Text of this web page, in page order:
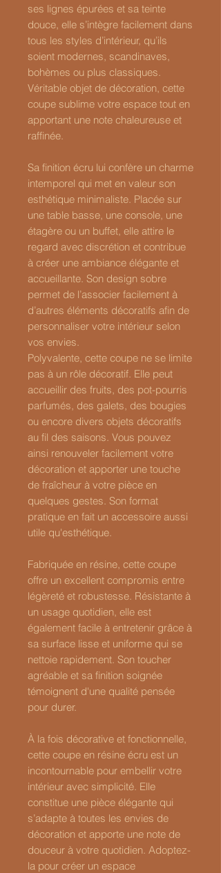
ses lignes épurées et sa teinte
douce, elle s’intègre facilement dans
tous les styles d’intérieur, qu’ils
soient modernes, scandinaves,
bohèmes ou plus classiques.
Véritable objet de décoration, cette
coupe sublime votre espace tout en
apportant une note chaleureuse et
raffinée.
Sa finition écru lui confère un charme
intemporel qui met en valeur son
esthétique minimaliste. Placée sur
une table basse, une console, une
étagère ou un buffet, elle attire le
regard avec discrétion et contribue
à créer une ambiance élégante et
accueillante. Son design sobre
permet de l’associer facilement à
d’autres éléments décoratifs afin de
personnaliser votre intérieur selon
vos envies.
Polyvalente, cette coupe ne se limite
pas à un rôle décoratif. Elle peut
accueillir des fruits, des pot-pourris
parfumés, des galets, des bougies
ou encore divers objets décoratifs
au fil des saisons. Vous pouvez
ainsi renouveler facilement votre
décoration et apporter une touche
de fraîcheur à votre pièce en
quelques gestes. Son format
pratique en fait un accessoire aussi
utile qu'esthétique.
Fabriquée en résine, cette coupe
offre un excellent compromis entre
légèreté et robustesse. Résistante à
un usage quotidien, elle est
également facile à entretenir grâce à
sa surface lisse et uniforme qui se
nettoie rapidement. Son toucher
agréable et sa finition soignée
témoignent d'une qualité pensée
pour durer.
À la fois décorative et fonctionnelle,
cette coupe en résine écru est un
incontournable pour embellir votre
intérieur avec simplicité. Elle
constitue une pièce élégante qui
s’adapte à toutes les envies de
décoration et apporte une note de
douceur à votre quotidien. Adoptez-
la pour créer un espace